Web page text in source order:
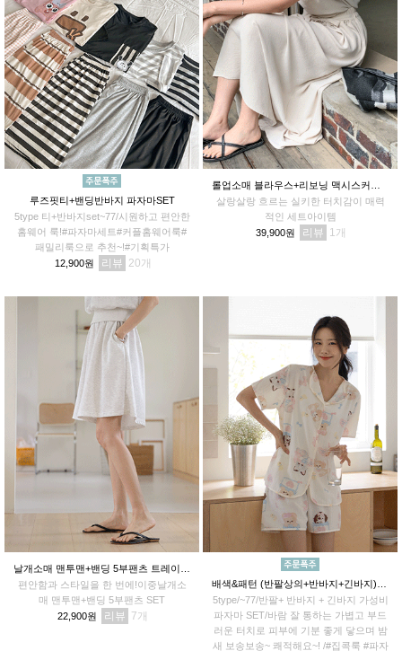
루즈핏티+밴딩반바지 파자마SET
5type 티+반바지set~77/시원하고 편안한
홈웨어 룩!#파자마세트#커플홈웨어룩#
패밀리룩으로 추천~!#기획특가
12,900원
리뷰 20
살랑살랑 흐르는 실키한 터치감이 매력
적인 세트아이템
39,900원
리뷰 1
편안함과 스타일을 한 번에!이중날개소
매 맨투맨+밴딩 5부팬츠 SET
22,900원
리뷰 7
5type/~77/반팔+ 반바지 + 긴바지 가성비
파자마 SET/바람 잘 통하는 가볍고 부드
러운 터치로 피부에 기분 좋게 닿으며 밤
새 보송보송~ 쾌적해요~! /#집콕룩 #파자